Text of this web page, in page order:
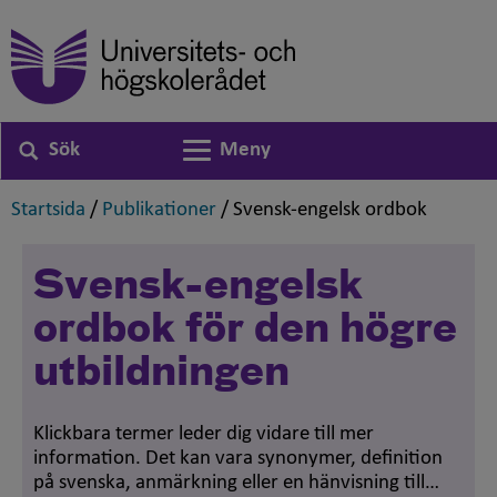
Sök
Växla navigering
Meny
Startsida ,
/ Publikationer ,
/ Svensk-engelsk ordbok
Svensk-engelsk
ordbok för den högre
utbildningen
Klickbara termer leder dig vidare till mer
information. Det kan vara synonymer, definition
på svenska, anmärkning eller en hänvisning till